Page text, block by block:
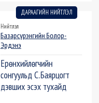
ДАРААГИЙН НИЙТЛЭЛ
Нийтлэл
Базарсүрэнгийн Болор-
Эрдэнэ
Ерөнхийлөгчийн
сонгуульд С.Баярцогт
дэвших эсэх тухайд